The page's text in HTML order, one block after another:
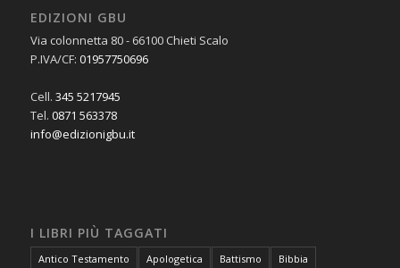
EDIZIONI GBU
Via colonnetta 80 - 66100 Chieti Scalo
P.IVA/CF: 01957750696
Cell. 345 5217945
Tel. 0871 563378
info@edizionigbu.it
I LIBRI PIÙ TAGGATI
Antico Testamento Apologetica Battismo
Bibbia